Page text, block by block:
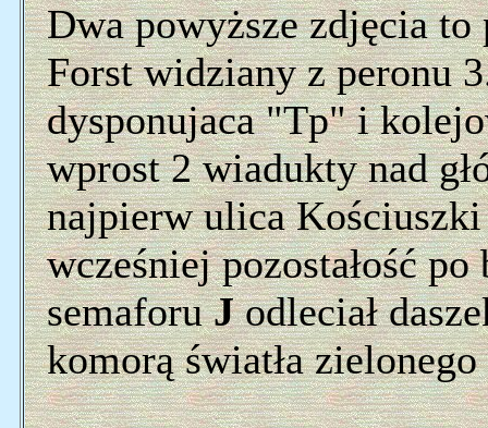
Dwa powyższe zdjęcia
Forst widziany z peronu
dysponujaca "Tp" i
wprost 2 wiadukty nad
najpierw ulica
wcześniej pozostałość
semaforuJodleciał
komorą światła